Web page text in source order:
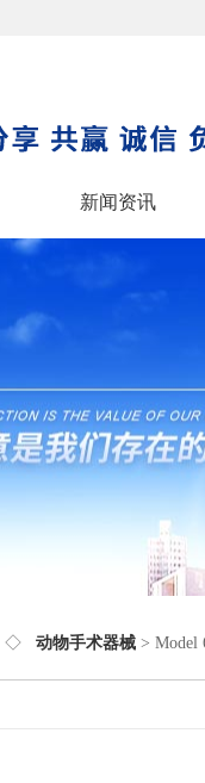
新闻资讯
◇ 动物手术器械 > Model